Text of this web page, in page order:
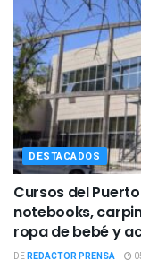
DESTACADOS
Cursos del
notebooks,
ropa de bebé y
DEREDACTOR PRENSA